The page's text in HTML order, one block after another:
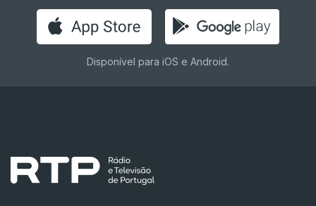
Disponível para iOS e Android.